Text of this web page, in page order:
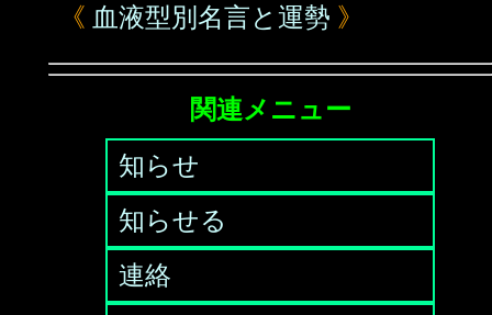
《 血液型別名言と運勢 》
関連メニュー
知らせ
知らせる
連絡